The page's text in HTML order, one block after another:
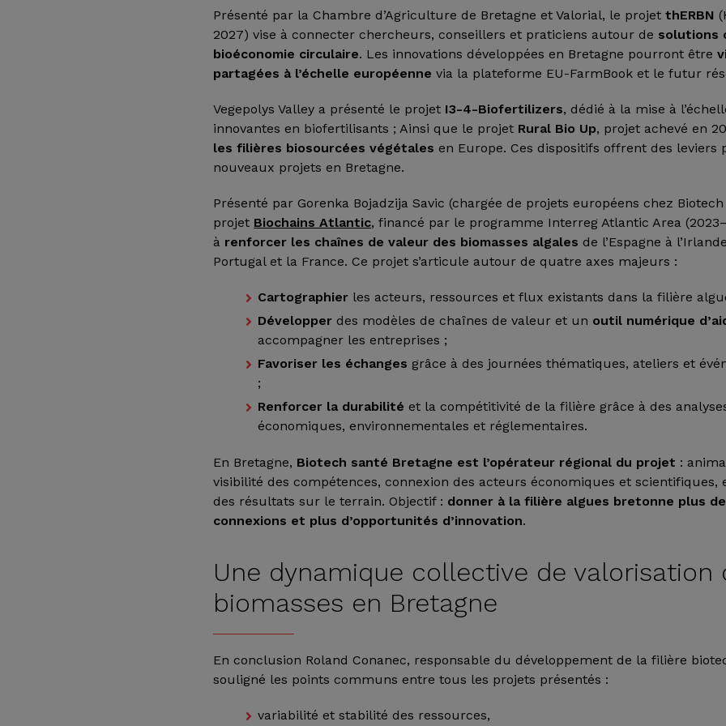
Présenté par la Chambre d’Agriculture de Bretagne et Valorial, le projetthERBN
2027) vise à connecter chercheurs, conseillers et praticiens autour de solutions
bioéconomie circulaire. Les innovations développées en Bretagne pourront être
partagées à l’échelle européenne via la plateforme EU-FarmBook et le futur
Vegepolys Valley a présenté le projet I3-4-Biofertilizers, dédié à la mise à
innovantes en biofertilisants ; Ainsi que le projet Rural Bio Up, projet achevé en
les filières biosourcées végétales en Europe. Ces dispositifs offrent des leviers
nouveaux projets en Bretagne.
Présenté par Gorenka Bojadzija Savic (chargée de projets européens chez
projet Biochains Atlantic, financé par le programme Interreg Atlantic Area
à renforcer les chaînes de valeur des biomasses algales de l’Espagne à
Portugal et la France. Ce projet s’articule autour de quatre axes majeurs :
Cartographier les acteurs, ressources et flux existants dans la filière
Développer des modèles de chaînes de valeur et un outil numérique
accompagner les entreprises ;
Favoriser les échanges grâce à des journées thématiques, ateliers et
;
Renforcer la durabilité et la compétitivité de la filière grâce à des
économiques, environnementales et réglementaires.
En Bretagne, Biotech santé Bretagne est l’opérateur régional du projet :
visibilité des compétences, connexion des acteurs économiques et
des résultats sur le terrain. Objectif : donner à la filière algues bretonne plus
connexions et plus d’opportunités d’innovation.
Une dynamique collective de valorisation
biomasses en Bretagne
En conclusion Roland Conanec, responsable du développement de la filière
souligné les points communs entre tous les projets présentés :
variabilité et stabilité des ressources,